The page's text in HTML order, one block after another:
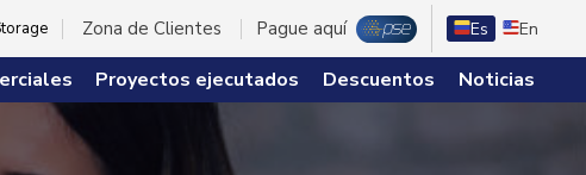
Zona de Clientes Pague aquí Es En
Proyectos ejecutados Descuentos Noticias